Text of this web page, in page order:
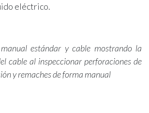
eléctrico.
estándar y cable mostrando la
cable al inspeccionar perforaciones de
y remaches de forma manual